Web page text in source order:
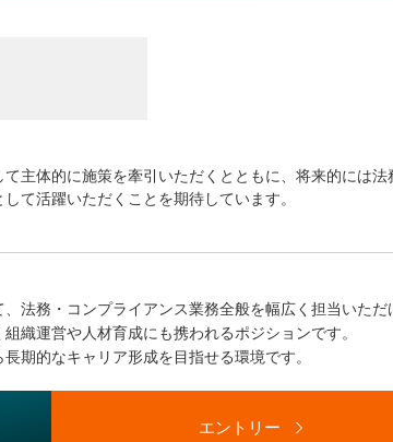
主体的に施策を牽引いただくとともに、将来的には法
て活躍いただくことを期待しています。
法務・コンプライアンス業務全般を幅広く担当いただ
織運営や人材育成にも携われるポジションです。
期的なキャリア形成を目指せる環境です。
エントリー